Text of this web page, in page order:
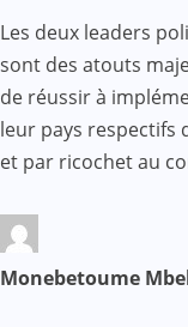
Les deux leaders
sont des atouts
de réussir à
leur pays respectifs
et par ricochet au
Monebetoume